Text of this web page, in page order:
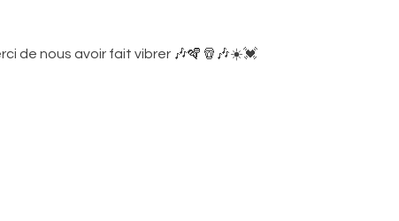
de nous avoir fait vibrer 🎶🪇🪘🎶☀️💓